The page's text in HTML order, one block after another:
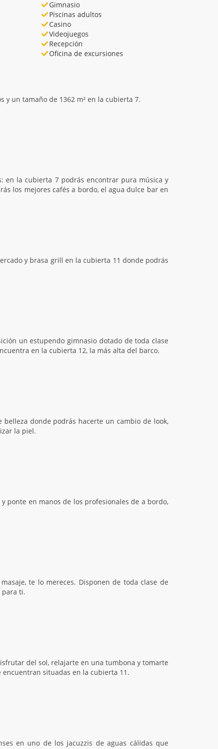
Gimnasio
Piscinas adultos
Casino
Videojuegos
Recepción
Oficina de excursiones
y un tamaño de 1362 m² en la cubierta 7.
en la cubierta 7 podrás encontrar pura música y
los mejores cafés a bordo, el agua dulce bar en
y brasa grill en la cubierta 11 donde podrás
un estupendo gimnasio dotado de toda clase
en la cubierta 12, la más alta del barco.
donde podrás hacerte un cambio de look,
la piel.
ponte en manos de los profesionales de a bordo,
te lo mereces. Disponen de toda clase de
para ti.
del sol, relajarte en una tumbona y tomarte
situadas en la cubierta 11.
en uno de los jacuzzis de aguas cálidas que